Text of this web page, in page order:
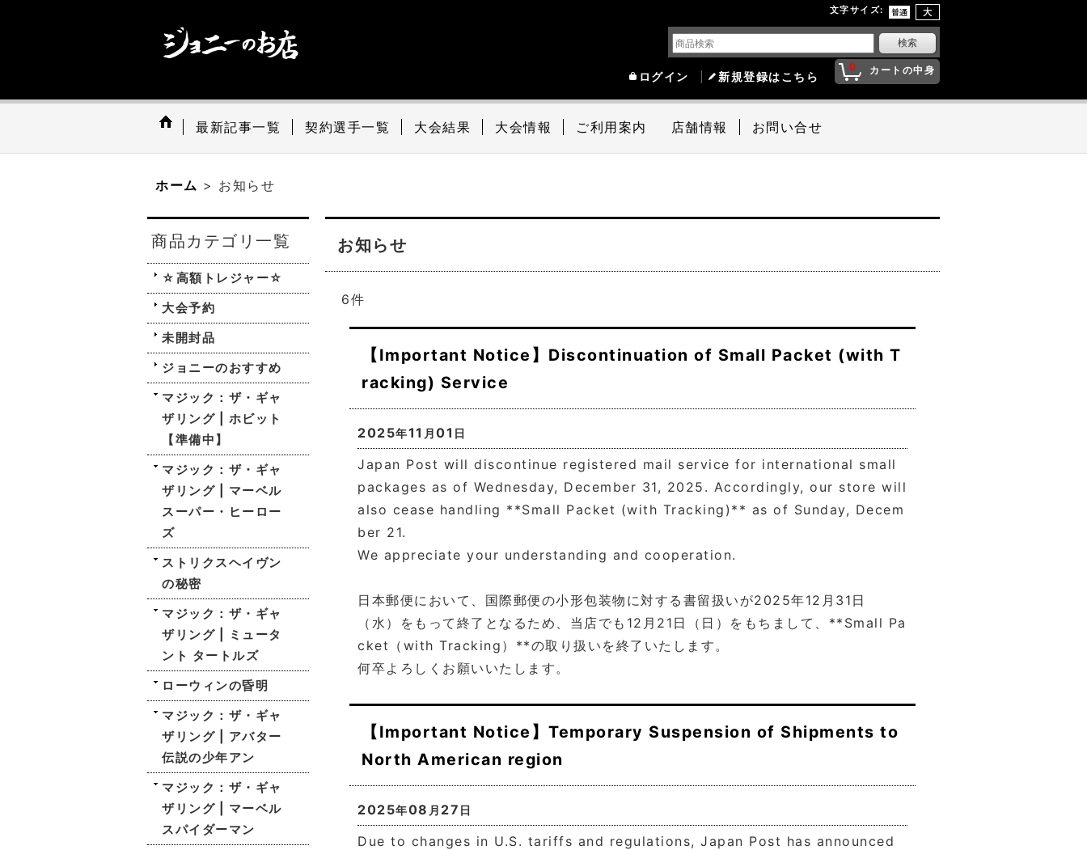
文字サイズ:
0 カートの中身
ログイン 新規登録はこちら
最新記事一覧 契約選手一覧 大会結果 大会情報 ご利用案内 店舗情報 お問い合せ
ホーム > お知らせ
商品カテゴリ一覧
☆高額トレジャー☆
大会予約
未開封品
ジョニーのおすすめ
マジック：ザ・ギャ
ザリング | ホビット
【準備中】
マジック：ザ・ギャ
ザリング | マーベル
スーパー・ヒーロー
ズ
ストリクスヘイヴン
の秘密
マジック：ザ・ギャ
ザリング | ミュータ
ント タートルズ
ローウィンの昏明
マジック：ザ・ギャ
ザリング | アバター
伝説の少年アン
マジック：ザ・ギャ
ザリング | マーベル
スパイダーマン
お知らせ
6件
【Important Notice】Discontinuation of Small Packet (with T
racking) Service
2025年11 月 01 日
Japan Post will discontinue registered mail service for international small
packages as of Wednesday, December 31, 2025. Accordingly, our store will
also cease handling **Small Packet (with Tracking)** as of Sunday, Decem
ber 21.
We appreciate your understanding and cooperation.
日本郵便において、国際郵便の小形包装物に対する書留扱いが2025年12月31日
（水）をもって終了となるため、当店でも12月21日（日）をもちまして、**Small Pa
cket（with Tracking）**の取り扱いを終了いたします。
何卒よろしくお願いいたします。
【Important Notice】Temporary Suspension of Shipments to
North American region
2025年08 月 27 日
Due to changes in U.S. tariffs and regulations, Japan Post has announced